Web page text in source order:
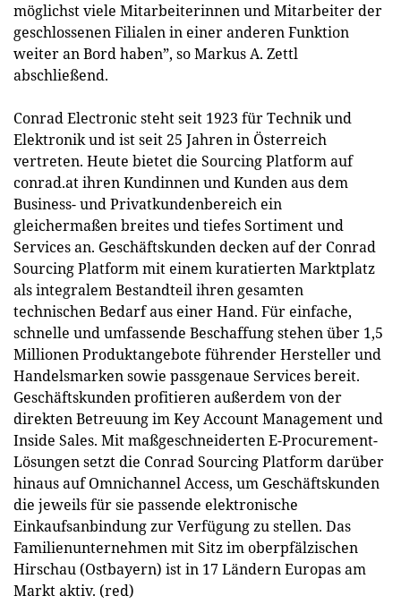
möglichst viele Mitarbeiterinnen und Mitarbeiter der
geschlossenen Filialen in einer anderen Funktion
weiter an Bord haben”, so Markus A. Zettl
abschließend.
Conrad Electronic steht seit 1923 für Technik und
Elektronik und ist seit 25 Jahren in Österreich
vertreten. Heute bietet die Sourcing Platform auf
conrad.at ihren Kundinnen und Kunden aus dem
Business- und Privatkundenbereich ein
gleichermaßen breites und tiefes Sortiment und
Services an. Geschäftskunden decken auf der Conrad
Sourcing Platform mit einem kuratierten Marktplatz
als integralem Bestandteil ihren gesamten
technischen Bedarf aus einer Hand. Für einfache,
schnelle und umfassende Beschaffung stehen über 1,5
Millionen Produktangebote führender Hersteller und
Handelsmarken sowie passgenaue Services bereit.
Geschäftskunden profitieren außerdem von der
direkten Betreuung im Key Account Management und
Inside Sales. Mit maßgeschneiderten E-Procurement-
Lösungen setzt die Conrad Sourcing Platform darüber
hinaus auf Omnichannel Access, um Geschäftskunden
die jeweils für sie passende elektronische
Einkaufsanbindung zur Verfügung zu stellen. Das
Familienunternehmen mit Sitz im oberpfälzischen
Hirschau (Ostbayern) ist in 17 Ländern Europas am
Markt aktiv. (red)